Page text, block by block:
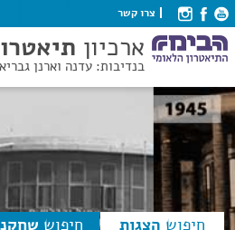
צרו קשר
ארכיון
בנדיבות: עדנה וארנן
חיפוש הצגות חיפוש